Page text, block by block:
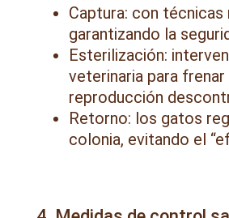
Captura: con técnicas
garantizando la
Esterilización:
veterinaria para frenar
reproducción
Retorno: los gatos
colonia, evitando el